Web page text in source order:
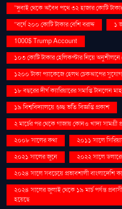
“দুবাই থেকে অবৈধ পথে ৩২ হাজার কোটি
“বর্ষে ২০০ কোটি টাকার বেশি বরাদ্দ
১
1000$ Trump Account
১০৩ কোটি টাকার হেলিকপ্টার নিয়ে অনুশীলনে
১২০০ টাকা প্যাকেজে হেলথ চেকআপের সুযোগ
১৮ বছরের দীর্ঘ ক্যারিয়ারের সমাপ্তি টানলেন
১৯ বিশ্ববিদ্যালয়ে গুচ্ছ ভর্তি বিজ্ঞপ্তি প্রকাশ
২ মার্চের পর থেকে গাজায় কোনও খাদ্য সামগ্রী
২০০৮ সালের কথা
২০১১ সালে
২০২১ সালের জুনে
২০২২ সালে
২০২৪ সালে সবচেয়ে প্রভাবশালী বাংলাদেশি
২০২৪ সালের জুলাই থেকে ১৯ মার্চ পর্যন্ত
হয়েছে